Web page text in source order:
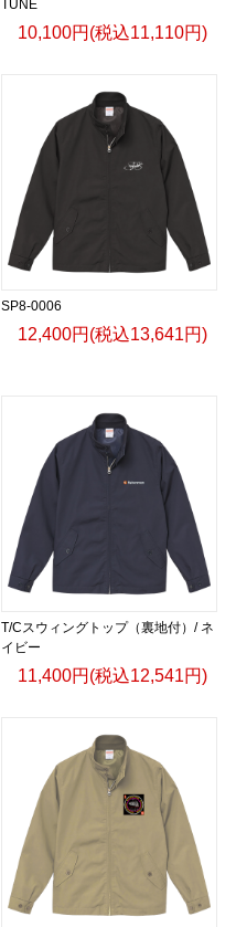
TUNE
10,100円(税込11,110円)
SP8-0006
12,400円(税込13,641円)
T/Cスウィングトップ（裏地付）/ ネ
イビー
11,400円(税込12,541円)